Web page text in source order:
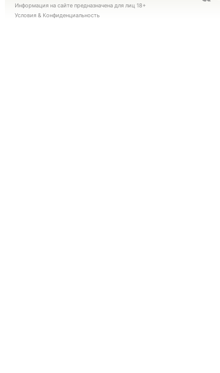
Информация на сайте предназначена для лиц 18+
Условия & Конфиденциальность